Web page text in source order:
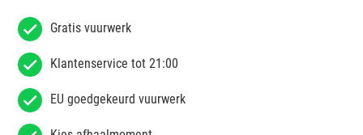
Gratis vuurwerk
Klantenservice tot 21:00
EU goedgekeurd vuurwerk